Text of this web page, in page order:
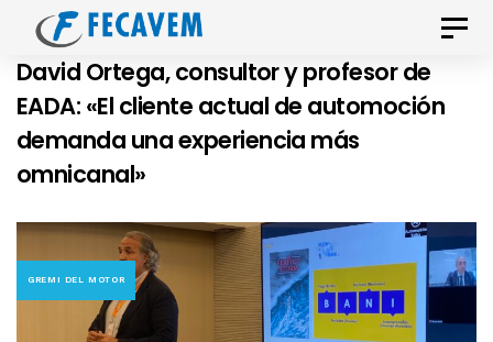
Skip
links
primary
navigation
Skip
Toggle
David Ortega, consultor y profesor de
EADA: «El cliente actual de automoción
demanda una experiencia más
omnicanal»
GREMI DEL MOTOR